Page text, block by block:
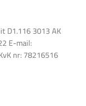
D1.116 3013 AK
E-mail:
nr: 78216516